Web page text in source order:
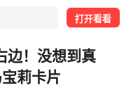
打开看看
边！没想到真
莉卡片